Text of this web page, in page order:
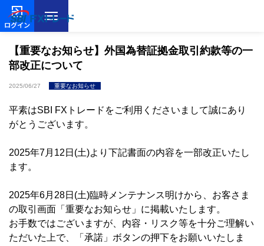
ログイン
【重要なお知らせ】外国為替証拠金取引約款等の一
部改正について
2025/06/27 重要なお知らせ
平素はSBI FXトレードをご利用くださいまして誠にあり
がとうございます。
2025年7月12日(土)より下記書面の内容を一部改正いたし
ます。
2025年6月28日(土)臨時メンテナンス明けから、お客さま
の取引画面「重要なお知らせ」に掲載いたします。
お手数ではございますが、内容・リスク等を十分ご理解い
ただいた上で、「承諾」ボタンの押下をお願いいたしま